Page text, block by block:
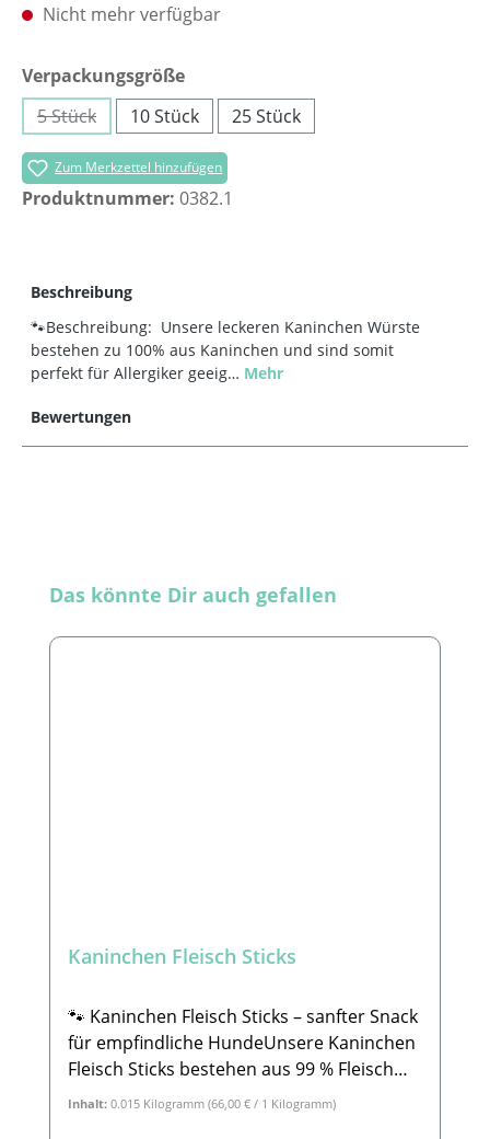
Nicht mehr verfügbar
Verpackungsgrößeauswählen
5 Stück(Diese Option ist zurzeit nicht verfügbar.)
10 Stück 25 Stück
Zum Merkzettel hinzufügen
Produktnummer: 0382.1
Beschreibung
🐾Beschreibung: Unsere leckeren Kaninchen Würste
bestehen zu 100% aus Kaninchen und sind somit
perfekt für Allergiker geeig… Mehr
Bewertungen
Produktgalerie überspringen
Das könnte Dir auch gefallen
Kaninchen Fleisch Sticks
🐾 Kaninchen Fleisch Sticks – sanfter Snack
für empfindliche HundeUnsere Kaninchen
Fleisch Sticks bestehen aus 99 % Fleisch
und tierischen Nebenerzeugnissen vom
Inhalt: 0.015 Kilogramm (66,00 € / 1 Kilogramm)